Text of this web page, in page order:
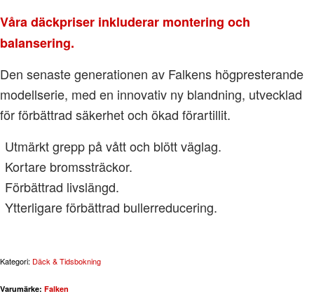
Våra däckpriser inkluderar montering och
balansering.
Den senaste generationen av Falkens högpresterande
modellserie, med en innovativ ny blandning, utvecklad
för förbättrad säkerhet och ökad förartillit.
Utmärkt grepp på vått och blött väglag.
Kortare bromssträckor.
Förbättrad livslängd.
Ytterligare förbättrad bullerreducering.
Kategori: Däck & Tidsbokning
Varumärke: Falken